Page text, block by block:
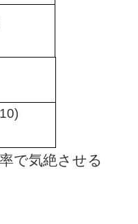
10)
で気絶させる